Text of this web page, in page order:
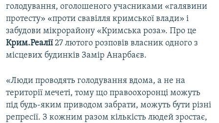
Усі сайти RFE/RL
голодування, оголошеного учасниками «галявини
протесту» «проти свавілля кримської влади» і
забудови мікрорайону «Кримська роза». Про це
Крим.Реалії27 лютого розповів власник одного з
місцевих будинків Замір Анарбаєв.
«Люди проводять голодування вдома, а не на
території мечеті, тому що правоохоронці можуть
під будь-яким приводом забрати, можуть бути різні
репресії. З кожним разом кількість людей зростає,